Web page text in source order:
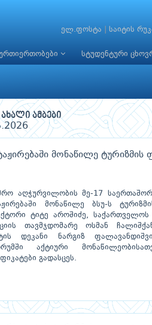
ელ.ფოსტა საიტის
სტუდენტური
ამბები
მონაწილე ტურიზმის
აღჭურვილობის მე-17
მონაწილე ბსუ-ს
ტიტე აროშიძე,
თავმჯდომარე ოსმან
დეკანი ნარგიზ
აქტიური
გადასცეს.